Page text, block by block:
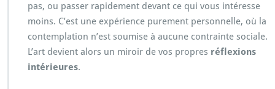
pas, ou passer rapidement devant ce qui vous intéresse
moins. C’est une expérience purement personnelle, où la
contemplation n’est soumise à aucune contrainte sociale.
L’art devient alors un miroir de vos propres réflexions
intérieures.